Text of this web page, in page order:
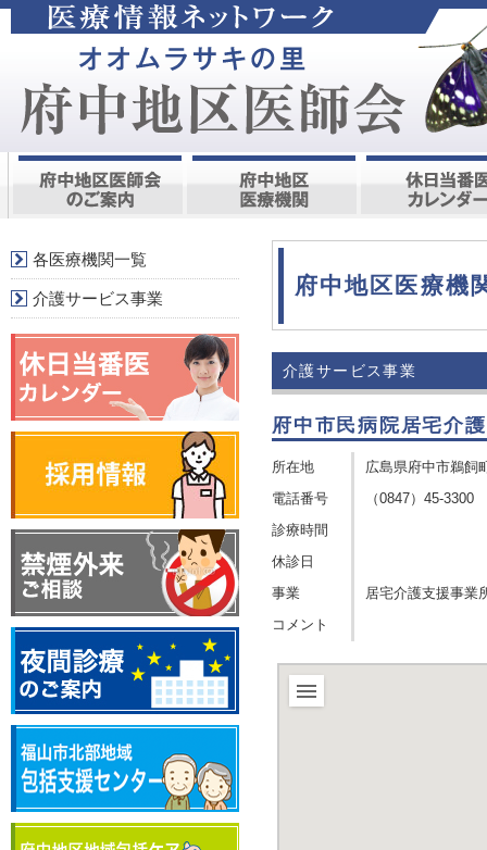
府中地区医療機
介護サービス事業
府中市民病院居宅介
所在地 広島県府中市鵜飼
電話番号 （0847）45-3300
診療時間
休診日
事業 居宅介護支援事業
コメント
各医療機関一覧
介護サービス事業